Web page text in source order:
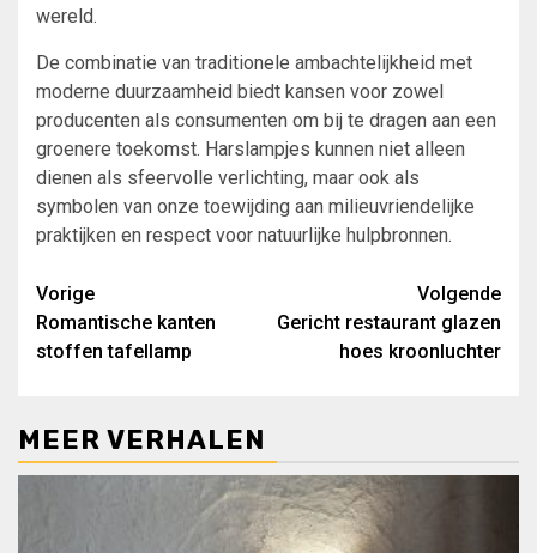
wereld.
De combinatie van traditionele ambachtelijkheid met
moderne duurzaamheid biedt kansen voor zowel
producenten als consumenten om bij te dragen aan een
groenere toekomst. Harslampjes kunnen niet alleen
dienen als sfeervolle verlichting, maar ook als
symbolen van onze toewijding aan milieuvriendelijke
praktijken en respect voor natuurlijke hulpbronnen.
Bericht
navigatie
Vorige
Romantische kanten
stoffen tafellamp
Volgende
Gericht restaurant glazen
hoes kroonluchter
MEER VERHALEN